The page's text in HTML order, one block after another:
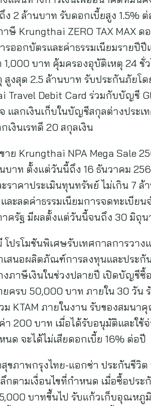
2 ล้านบาท รับดอกเบี้ยสูง 1.5%
ษี Krungthai ZERO TAX MAX
รออกบัตรและค่าธรรมเนียมราย
บาท คุ้มครองอุบัติเหตุ 24 ชั่
สูงสุด 2.5 ล้านบาท รับประกันภัยโ
Travel Debit Card ร่วมกับบัญชี
แลกเงินเก็บในบัญชีสกุลต่างประ
งินเรทดี 20 สกุลเงิน
ย Krungthai NPA Mega Sale
บาท ตั้งแต่วันนี้ถึง 16 ธันวาคม
ราคาประเมินทุนทรัพย์ ไม่เกิน 7
ละลดค่าธรรมเนียมการจดทะเบีย
าครัฐ มีผลตั้งแต่วันนี้จนถึง 30 มิถุน
ปรโมชันพิเศษรับเทศกาลการวา
เสนอผลิตภัณฑ์การลงทุนและประกั
ภาษีเงินในช่วงปลายปี เปิดบัญชี
ครบ 50,000 บาท ภายใน 30 วัน
KTAM ภายในงาน รับของสมนา
า 200 บาท เมื่อได้รับอนุมัติและใช้
ด จะได้ไม่เสียดอกเบี้ย 16% ต่อปี
สุขภาพกรุงไทย-แอกซ่า ประกันชี
ลึกตามเงื่อนไขที่กำหนด เมื่อซื้อป
บาทขึ้นไป รับแก้วเก็บอุณห